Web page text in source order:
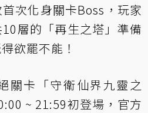
次化身關卡Boss，玩家
層的「再生之塔」準備
欲罷不能！
關卡「守衛仙界九靈之
~ 21:59初登場，官方